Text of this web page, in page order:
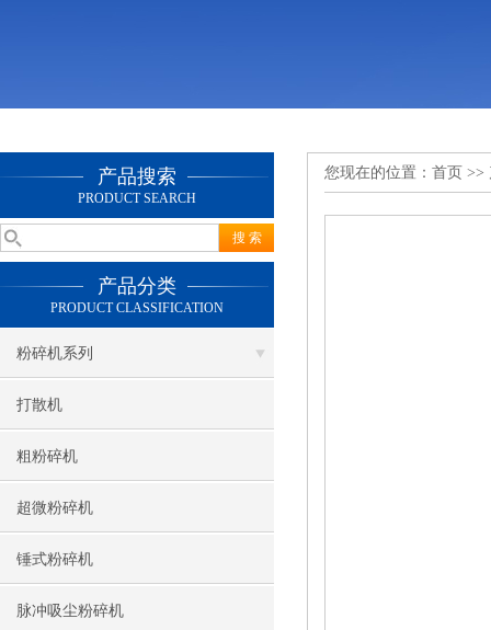
产品搜索
PRODUCT SEARCH
产品分类
PRODUCT CLASSIFICATION
粉碎机系列
打散机
粗粉碎机
超微粉碎机
锤式粉碎机
脉冲吸尘粉碎机
您现在的位置： 首页 >>